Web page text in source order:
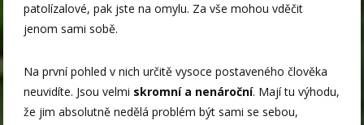
patolízalové, pak jste na omylu. Za vše mohou vděčit
jenom sami sobě.
Na první pohled v nich určitě vysoce postaveného člověka
neuvidíte. Jsou velmi skromní a nenároční. Mají tu výhodu,
že jim absolutně nedělá problém být sami se sebou,